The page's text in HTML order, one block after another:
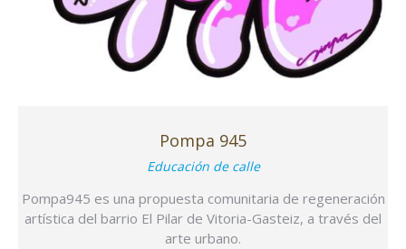
Pompa 945
Educación de calle
Pompa945 es una propuesta comunitaria de regeneración
artística del barrio El Pilar de Vitoria-Gasteiz, a través del
arte urbano.